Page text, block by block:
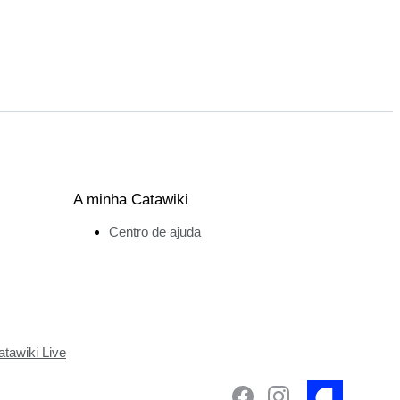
Live
A minha Catawiki
Centro de ajuda